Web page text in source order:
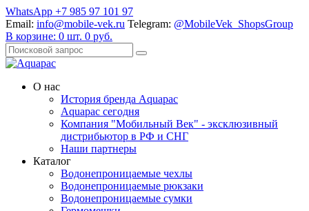
WhatsApp +7 985 97 101 97
Email: info@mobile-vek.ru Telegram: @MobileVek_ShopsGroup
В корзине: 0 шт. 0 руб.
О нас
История бренда Aquapac
Aquapac cегодня
Компания "Мобильный Век" - эксклюзивный
дистрибьютор в РФ и СНГ
Наши партнеры
Каталог
Водонепроницаемые чехлы
Водонепроницаемые рюкзаки
Водонепроницаемые сумки